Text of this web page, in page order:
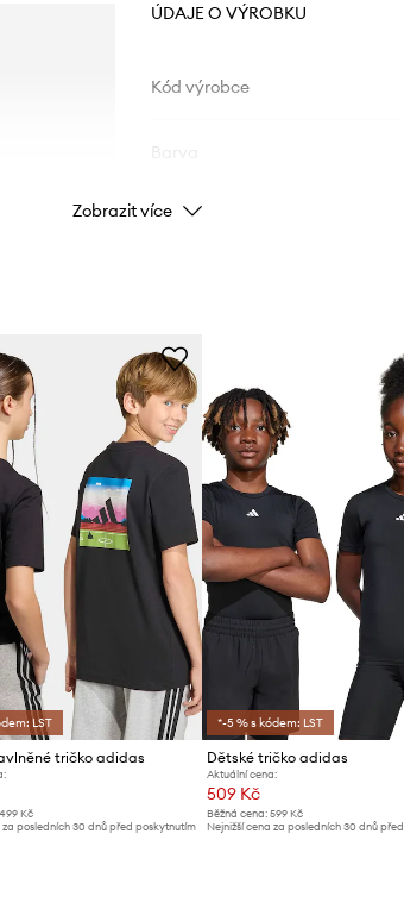
ÚDAJE O VÝROBKU
Kód výrobce
Značka
ID produktu
Zobrazit více
LST
tričko adidas
499 Kč
za posledních 30 dnů před poskytnutím
*-5 % s kódem: LST
Dětské tričko adidas
Aktuální cena:
509 Kč
Běžná cena: 599 Kč
Nejnižší cena za posledních 30 dnů